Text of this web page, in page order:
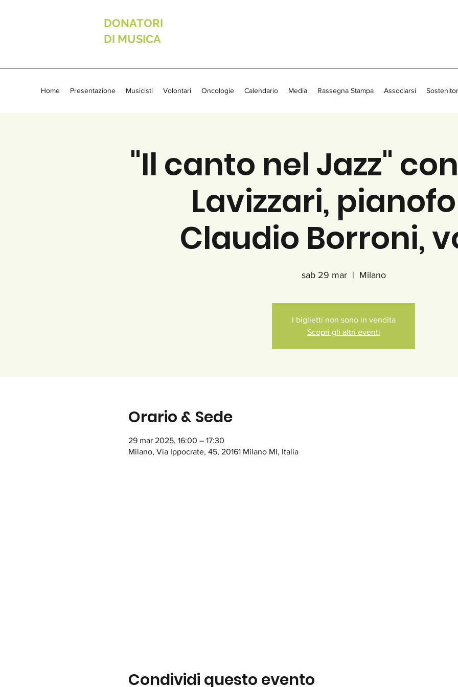
DONATORI
DI MUSICA
Home Presentazione Musicisti Volontari Oncologie Calendario Media Rassegna Stampa Associarsi
"Il canto nel Jazz"
Lavizzari,
Claudio Borroni,
sab 29 mar
  |
Milano
I biglietti non sono in vendita
Scopri gli altri eventi
Orario & Sede
29 mar 2025, 16:00 – 17:30
Milano, Via Ippocrate, 45, 20161 Milano MI, Italia
Condividi questo evento